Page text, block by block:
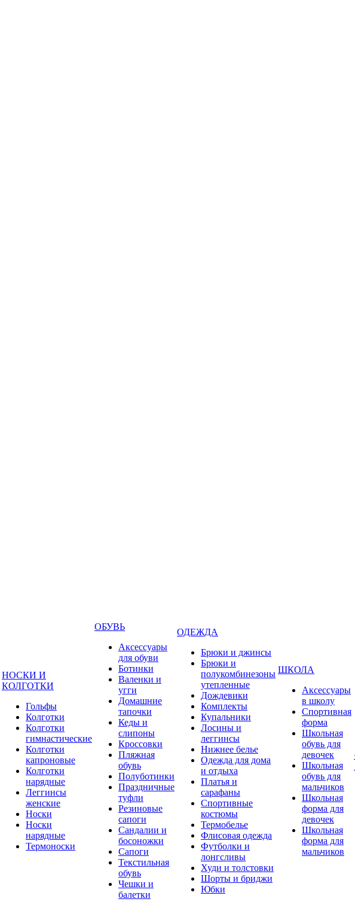
НОСКИ И
КОЛГОТКИ
Гольфы
Колготки
Колготки
гимнастические
Колготки
капроновые
Колготки
нарядные
Леггинсы
женские
Носки
Носки
нарядные
Термоноски
ОБУВЬ
Аксессуары
для обуви
Ботинки
Валенки и
угги
Домашние
тапочки
Кеды и
слипоны
Кроссовки
Пляжная
обувь
Полуботинки
Праздничные
туфли
Резиновые
сапоги
Сандалии и
босоножки
Сапоги
Текстильная
обувь
Чешки и
балетки
ОДЕЖДА
Брюки и джинсы
Брюки и
полукомбинезоны
утепленные
Дождевики
Комплекты
Купальники
Лосины и
леггинсы
Нижнее белье
Одежда для дома
и отдыха
Платья и
сарафаны
Спортивные
костюмы
Термобелье
Флисовая одежда
Футболки и
лонгсливы
Худи и толстовки
Шорты и бриджи
Юбки
ШКОЛА
Аксессуары
в школу
Спортивная
форма
Школьная
обувь для
девочек
Школьная
обувь для
мальчиков
Школьная
форма для
девочек
Школьная
форма для
мальчиков